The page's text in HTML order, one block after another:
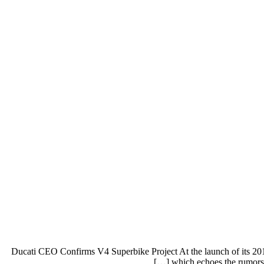
Ducati CEO Confirms V4 Superbike Project At the launch of its
which echoes the